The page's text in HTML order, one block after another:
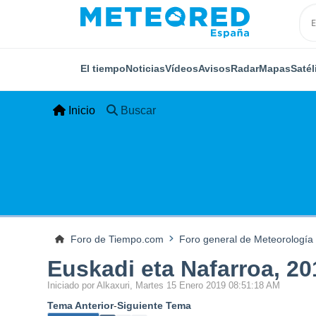
El tiempoNoticiasVídeosAvisosRadarMapas
Inicio Buscar
Foro de Tiempo.com Foro general de Meteorología
Euskadi eta Nafarroa,
Iniciado por Alkaxuri, Martes 15 Enero 2019 08:51:18 AM
Tema Anterior-Siguiente Tema